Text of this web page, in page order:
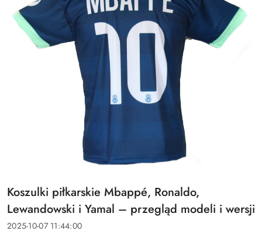
Tytuł
artykułu:
Koszulki piłkarskie Mbappé, Ronaldo,
Lewandowski i Yamal – przegląd modeli i wersji
Data
2025-10-07 11:44:00